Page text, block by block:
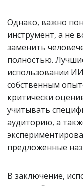
Однако, важно
инструмент, а не
заменить
полностью.
использовании
собственным
критически
учитывать
аудиторию, а
предложенные
В заключение,